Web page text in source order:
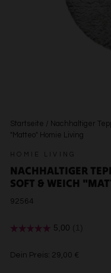
Startseite / Nachhaltiger
"Matteo" Homie Living
HOMIE LIVING
NACHHALTIGER
SOFT & WEICH
92564
Dein Preis: 29,00 €